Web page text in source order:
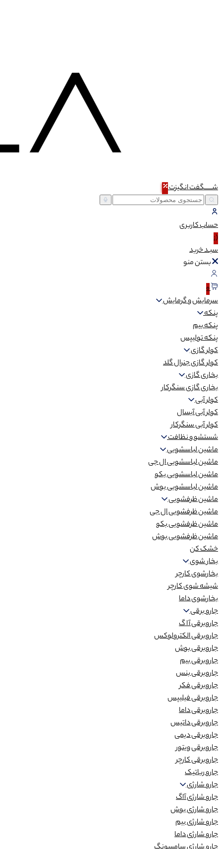
شـــــگفتانگیزت
حسابکاربری
(:
سبـدخرید
بستن منو
0
سرمایش و گرمایش
پنکه
پنکه بیم
پنکه تولیپس
کولر گازی
کولر گازی جنرال گلد
بخاری گازی
بخاری گازی سنگرکار
کولر آبی
کولر آبی آبسال
کولر آبی سنگرکار
شستشو و نظافت
ماشین لباسشویی
ماشین لباسشویی ال جی
ماشین لباسشویی بکو
ماشین لباسشویی بوش
ماشین ظرفشویی
ماشین ظرفشویی ال جی
ماشین ظرفشویی بکو
ماشین ظرفشویی بوش
خشک کن
بخار شوی
بخارشوی کارچر
شیشه شوی کارچر
بخارشوی داما
جارو برقی
جاروبرقی آ ا گ
جاروبرقی الکترولوکس
جاروبرقی بوش
جاروبرقی بیم
جاروبرقی بنس
جاروبرقی فکر
جاروبرقی فیلیپس
جاروبرقی داما
جاروبرقی داتیس
جاروبرقی دیمی
جاروبرقی ویتور
جاروبرقی کارچر
جارو رباتیک
جارو شارژی
جارو شارژی آاگ
جارو شارژی بوش
جارو شارژی بیم
جارو شارژی داما